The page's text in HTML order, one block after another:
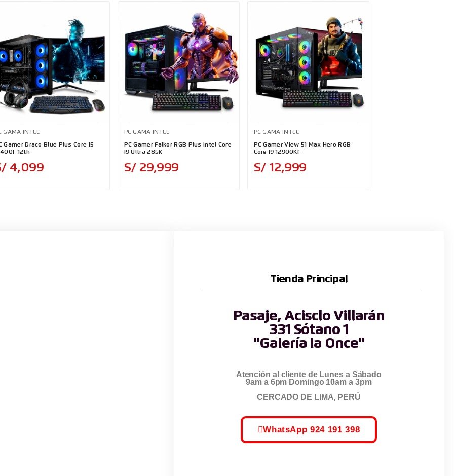
GAMA INTEL
Gamer Draco Blue Plus Core I5
12th
4,099
PC GAMA INTEL
PC Gamer Falkor RGB Plus Intel Core
I9 Ultra 285K
S/ 29,999
PC GAMA INTEL
PC Gamer View 51 Max Hero RGB
Core I9 12900KF
S/ 12,999
Tienda Principal
Pasaje, Acisclo Villarán
331 Sótano 1
"Galería la Once"
Atención al cliente de Lunes a Sábado
9am a 6pm Domingo 10am a 3pm
CERCADO DE LIMA, PERÚ
WhatsApp 924 191 398